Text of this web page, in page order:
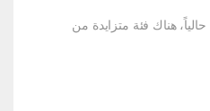
هناك فئة متزايدة من